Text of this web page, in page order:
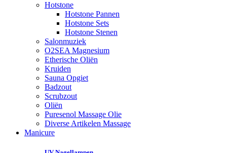
Hotstone
Hotstone Pannen
Hotstone Sets
Hotstone Stenen
Salonmuziek
O2SEA Magnesium
Etherische Oliën
Kruiden
Sauna Opgiet
Badzout
Scrubzout
Oliën
Puresenol Massage Olie
Diverse Artikelen Massage
Manicure